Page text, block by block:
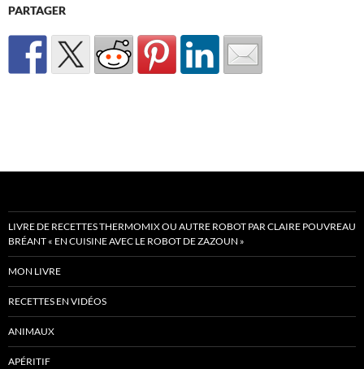
PARTAGER
LIVRE DE RECETTES THERMOMIX OU AUTRE ROBOT PAR CLAIRE POUVREAU
BRÉANT « EN CUISINE AVEC LE ROBOT DE ZAZOUN »
MON LIVRE
RECETTES EN VIDÉOS
ANIMAUX
APÉRITIF